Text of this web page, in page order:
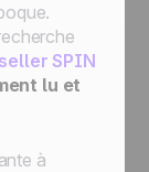
SPIN
lu et
à